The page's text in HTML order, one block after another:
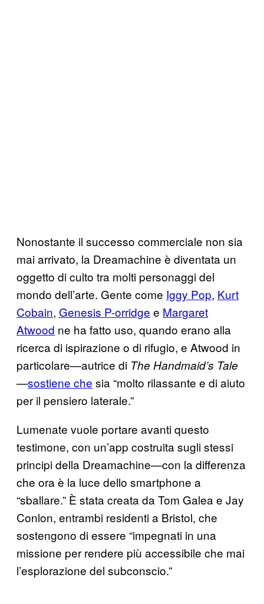
Nonostante il successo commerciale non sia
mai arrivato, la Dreamachine è diventata un
oggetto di culto tra molti personaggi del
mondo dell’arte. Gente come Iggy Pop, Kurt
Cobain, Genesis P-orridge e Margaret
Atwood ne ha fatto uso, quando erano alla
ricerca di ispirazione o di rifugio, e Atwood in
particolare—autrice di The Handmaid’s Tale
—sostiene che sia “molto rilassante e di aiuto
per il pensiero laterale.”
Lumenate vuole portare avanti questo
testimone, con un’app costruita sugli stessi
principi della Dreamachine—con la differenza
che ora è la luce dello smartphone a
“sballare.” È stata creata da Tom Galea e Jay
Conlon, entrambi residenti a Bristol, che
sostengono di essere “impegnati in una
missione per rendere più accessibile che mai
l’esplorazione del subconscio.”